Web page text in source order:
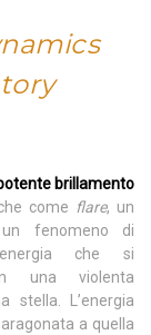
brillamento
come flare, un
fenomeno di
che si
una violenta
stella. L’energia
a quella